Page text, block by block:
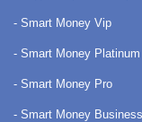
- Smart Money Vip
- Smart Money Platinum
- Smart Money Pro
- Smart Money Business